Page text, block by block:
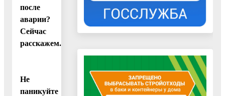
после
аварии?
Сейчас
расскажем.
Не
паникуйте